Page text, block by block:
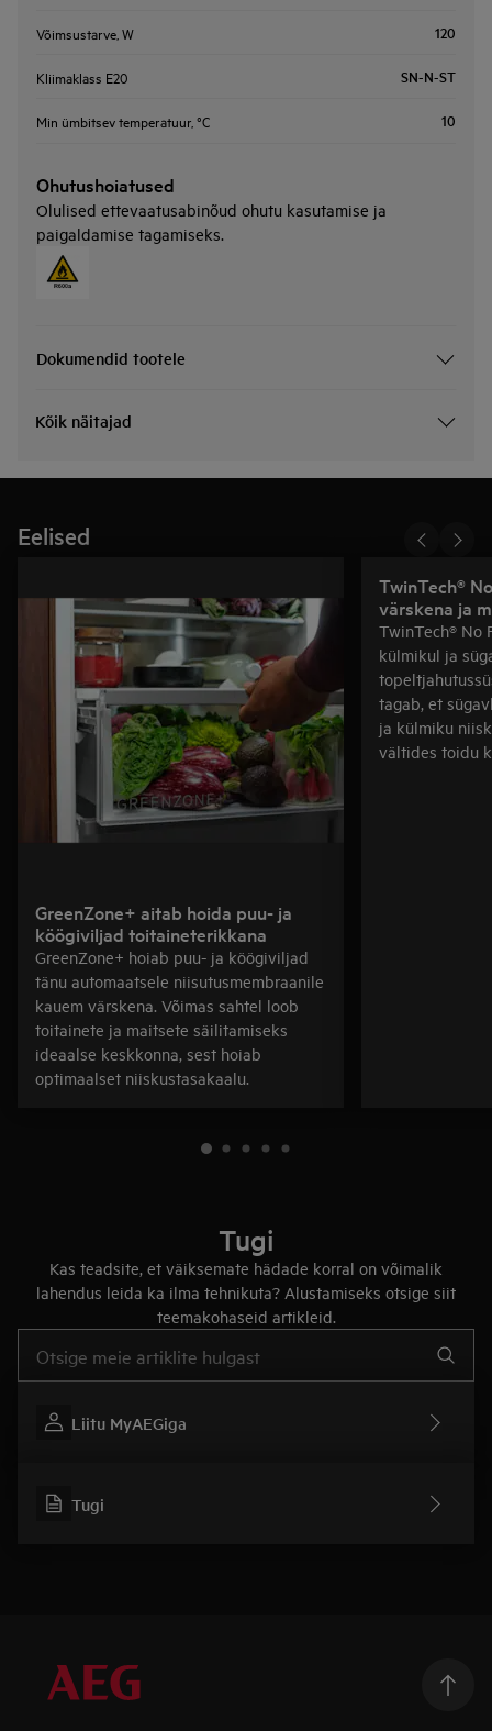
Võimsustarve, W 120
Kliimaklass E20 SN-N-ST
Min ümbitsev temperatuur, °C 10
Ohutushoiatused
Olulised ettevaatusabinõud ohutu kasutamise ja
paigaldamise tagamiseks.
Dokumendid tootele
Kõik näitajad
Eelised
GreenZone+ aitab hoida puu- ja
köögiviljad toitaineterikkana
GreenZone+ hoiab puu- ja köögiviljad
tänu automaatsele niisutusmembraanile
kauem värskena. Võimas sahtel loob
toitainete ja maitsete säilitamiseks
ideaalse keskkonna, sest hoiab
optimaalset niiskustasakaalu.
TwinTech®
värskena ja
TwinTech® No
külmikul ja
tagab, et
ja külmiku
vältides toidu
Tugi
Kas teadsite, et väiksemate hädade korral on võimalik
lahendus leida ka ilma tehnikuta? Alustamiseks otsige siit
teemakohaseid artikleid.
Liitu MyAEGiga
Tugi